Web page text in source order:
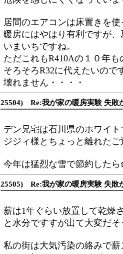
居間のエアコンは床置きを
暖房にはやはり有利ですが
いまいちですね。
ただこれもR410Aの１０年も
そろそろR32に代えたいので
壊れません・・・・
25504) Re:我が家の暖房実験 失敗
デン兄宅は石川県のホワイ
ジジィ様とちょっと離れたご
今年は猛烈な雪で節約した
25505) Re:我が家の暖房実験 失敗
薪は1年ぐらい放置して乾燥
と水分ですすが出て大変だ
私の街は大気汚染の絡みで